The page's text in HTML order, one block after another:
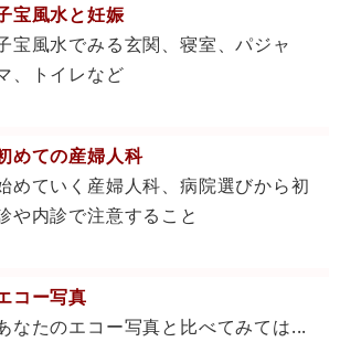
宝風水と妊娠
宝風水でみる玄関、寝室、パジャ
、トイレなど
めての産婦人科
めていく産婦人科、病院選びから初
や内診で注意すること
コー写真
なたのエコー写真と比べてみては...